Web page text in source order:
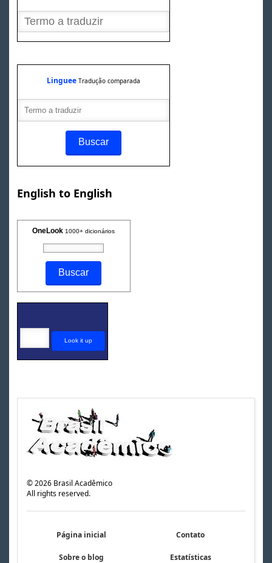
Linguee Tradução comparada
English to English
OneLook 1000+ dicionários
©2026 Brasil Acadêmico
All rights reserved.
Página inicial Contato
Sobre o blog Estatísticas